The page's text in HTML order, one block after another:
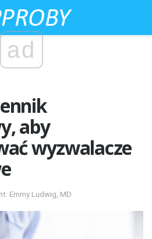
ad
aby
wyzwalacze
Emmy Ludwig, MD